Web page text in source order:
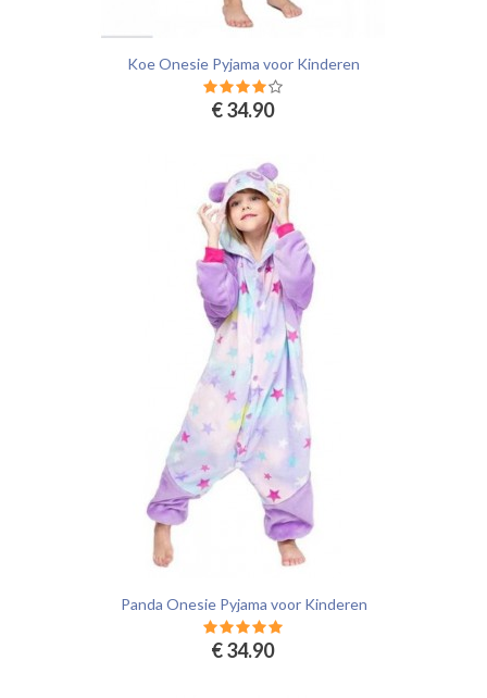
Koe Onesie Pyjama voor Kinderen
€ 34.90
Panda Onesie Pyjama voor Kinderen
€ 34.90